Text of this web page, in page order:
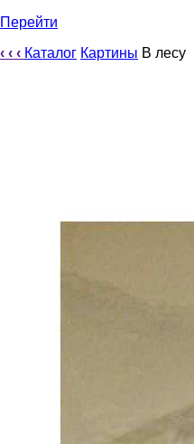
Перейти
‹ ‹ ‹ Каталог Картины В лесу